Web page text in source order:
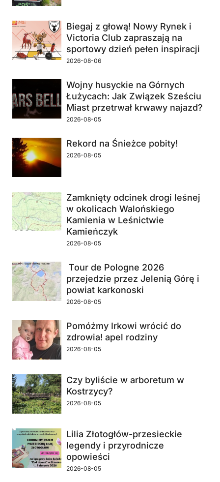
Biegaj z głową! Nowy Rynek i
Victoria Club zapraszają na
sportowy dzień pełen inspiracji
2026-08-06
Wojny husyckie na Górnych
Łużycach: Jak Związek Sześciu
Miast przetrwał krwawy najazd?
2026-08-05
Rekord na Śnieżce pobity!
2026-08-05
Zamknięty odcinek drogi leśnej
w okolicach Walońskiego
Kamienia w Leśnictwie
Kamieńczyk
2026-08-05
Tour de Pologne 2026
przejedzie przez Jelenią Górę i
powiat karkonoski
2026-08-05
Pomóżmy Irkowi wrócić do
zdrowia! apel rodziny
2026-08-05
Czy byliście w arboretum w
Kostrzycy?
2026-08-05
Lilia Złotogłów-przesieckie
legendy i przyrodnicze
opowieści
2026-08-05